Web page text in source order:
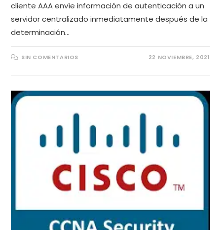
cliente AAA envíe información de autenticación a un
servidor centralizado inmediatamente después de la
determinación…
SIN COMENTARIOS 22 NOVIEMBRE, 2021